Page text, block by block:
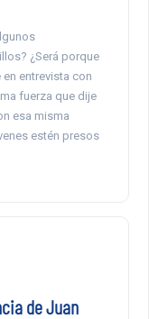
¿Será porque
entrevista con
fuerza que dije
esa misma
estén presos
de Juan